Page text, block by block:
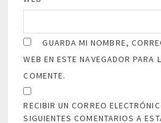
GUARDA MI NOMBRE,
WEB EN ESTE NAVEGADOR PARA
COMENTE.
RECIBIR UN CORREO
SIGUIENTES COMENTARIOS A